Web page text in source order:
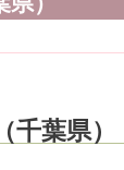
葉県）